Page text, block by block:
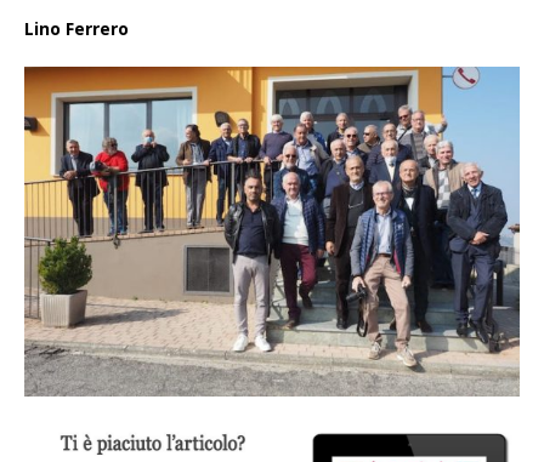
Lino Ferrero